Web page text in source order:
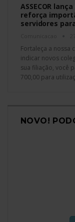
ASSECOR
reforça
servidores
Fortaleça a nossa
indicar novos
sua filiação, você
700,00 para
NOVO!